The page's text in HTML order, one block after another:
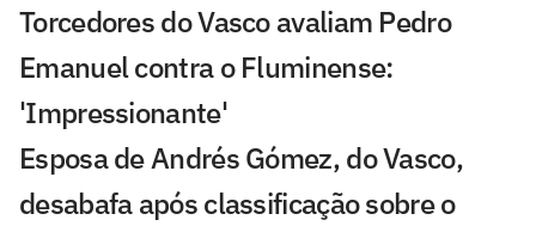
Torcedores do Vasco avaliam Pedro
Emanuel contra o Fluminense:
'Impressionante'
Esposa de Andrés Gómez, do Vasco,
desabafa após classificação sobre o